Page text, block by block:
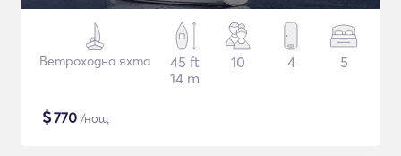
Ветроходна яхта
45 ft
14 m
10 4 5
$770 /нощ